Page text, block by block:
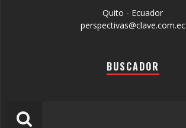
Quito - Ecuador
perspectivas@clave.com.ec
BUSCADOR